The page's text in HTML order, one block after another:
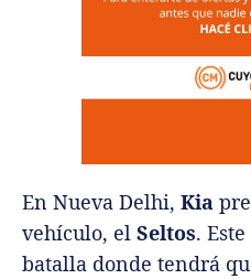
En Nueva Delhi, Kia
vehículo, el Seltos.
batalla donde tendrá